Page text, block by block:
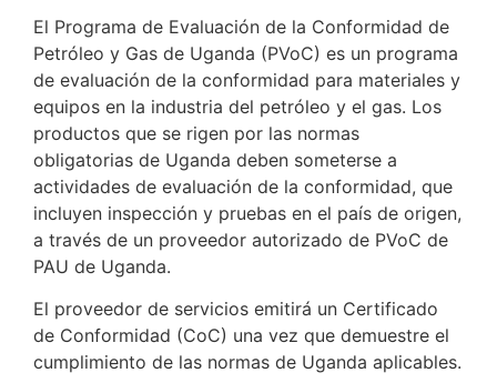
El Programa de Evaluación de la Conformidad de
Petróleo y Gas de Uganda (PVoC) es un programa
de evaluación de la conformidad para materiales y
equipos en la industria del petróleo y el gas. Los
productos que se rigen por las normas
obligatorias de Uganda deben someterse a
actividades de evaluación de la conformidad, que
incluyen inspección y pruebas en el país de origen,
a través de un proveedor autorizado de PVoC de
PAU de Uganda.
El proveedor de servicios emitirá un Certificado
de Conformidad (CoC) una vez que demuestre el
cumplimiento de las normas de Uganda aplicables.